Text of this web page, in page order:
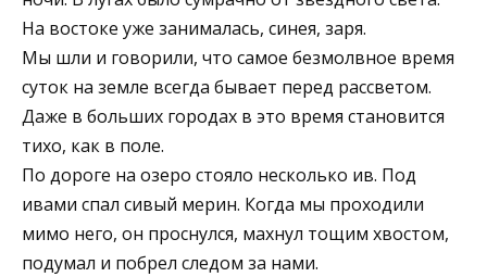
На востоке уже занималась, синея, заря.
Мы шли и говорили, что самое безмолвное время
суток на земле всегда бывает перед рассветом.
Даже в больших городах в это время становится
тихо, как в поле.
По дороге на озеро стояло несколько ив. Под
ивами спал сивый мерин. Когда мы проходили
мимо него, он проснулся, махнул тощим хвостом,
подумал и побрел следом за нами.